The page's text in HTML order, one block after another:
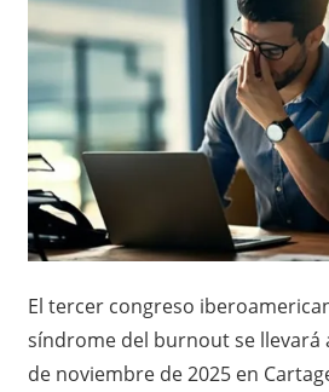
El tercer congreso
síndrome del burnout se llevará
de noviembre de 2025 en